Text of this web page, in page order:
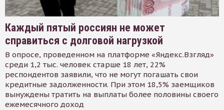
Каждый пятый россиян не может
справиться с долговой нагрузкой
В опросе, проведенном на платформе «Яндекс.Взгляд»
среди 1,2 тыс. человек старше 18 лет, 22%
респондентов заявили, что не могут погашать свои
кредитные задолженности. При этом 18,5% заемщиков
вынуждены тратить на выплаты более половины своего
ежемесячного доход